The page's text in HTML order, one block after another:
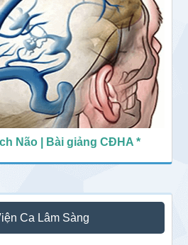
Não | Bài giảng CĐHA *
Ca Lâm Sàng